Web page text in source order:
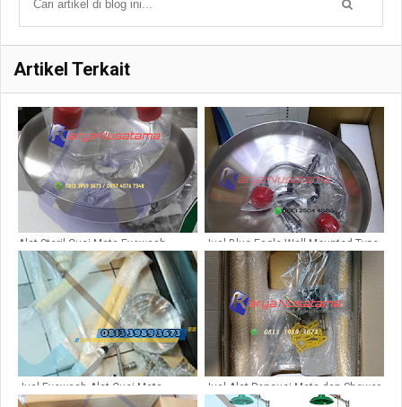
Artikel Terkait
Alat Steril Cuci Mata Eyewash
Portable 402
Jual Blue Eagle Wall Mounted Type
Jual Eyewash Alat Cuci Mata
Unicar Carvanis
Jual Alat Pencuci Mata dan Shower
Merk Galvanis Unicar di Semarang